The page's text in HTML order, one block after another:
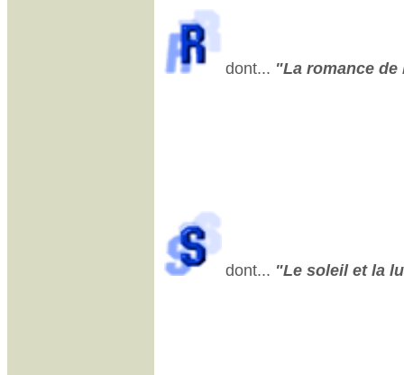
dont... "La romance
dont... "Le soleil et la